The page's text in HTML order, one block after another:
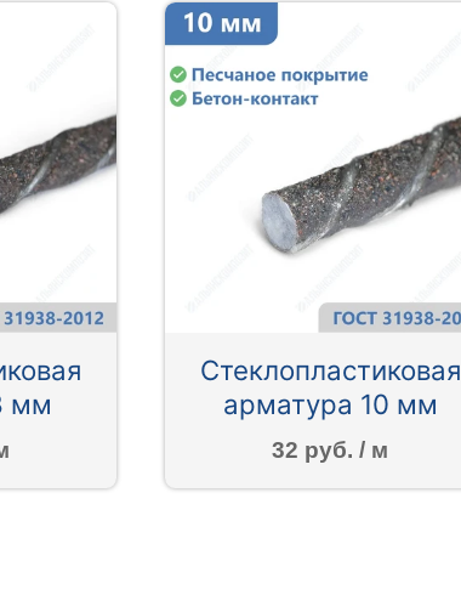
мм
Стеклопластиковая
арматура 10 мм
32 руб. / м